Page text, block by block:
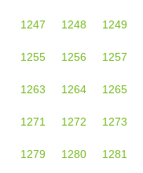
1247 1248 1249
1255 1256 1257
1263 1264 1265
1271 1272 1273
1279 1280 1281